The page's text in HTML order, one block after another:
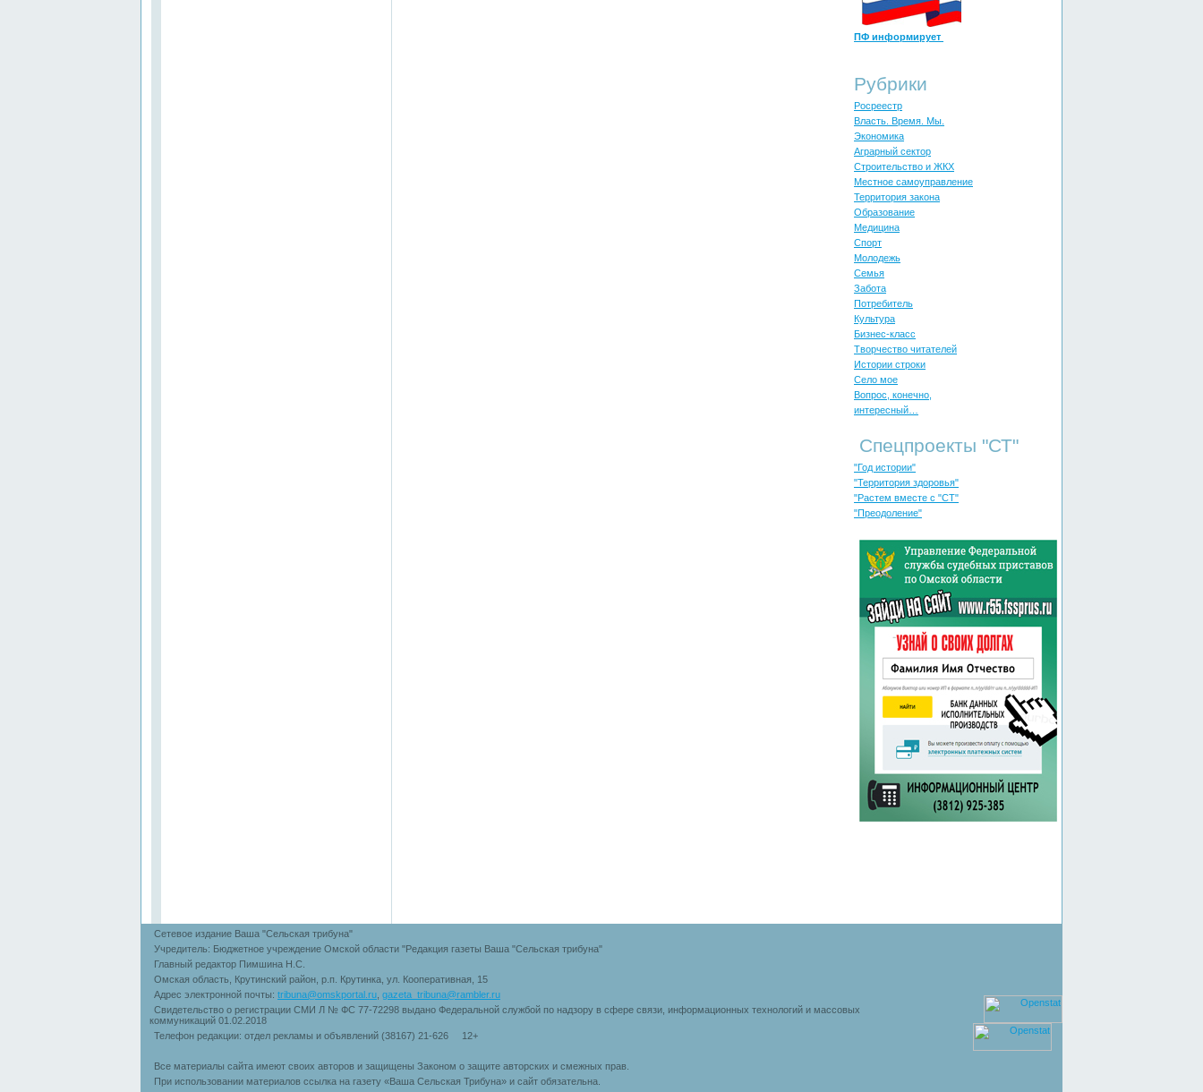
ПФ информирует
Рубрики
Росреестр
Власть. Время. Мы.
Экономика
Аграрный сектор
Строительство и ЖКХ
Местное самоуправление
Территория закона
Образование
Медицина
Спорт
Молодежь
Cемья
Забота
Потребитель
Культура
Бизнес-класс
Творчество читателей
Истории строки
Село мое
Вопрос, конечно,
интересный…
Спецпроекты "СТ"
"Год истории"
"Территория здоровья"
"Растем вместе с "СТ"
"Преодоление"
Сетевое издание Ваша "Сельская трибуна"
Учредитель: Бюджетное учреждение Омской области "Редакция газеты Ваша "Сельская трибуна"
Главный редактор Пимшина Н.С.
Омская область, Крутинский район, р.п. Крутинка, ул. Кооперативная, 15
Адрес электронной почты: tribuna@omskportal.ru gazeta_tribuna@rambler.ru
Свидетельство о регистрации СМИ Л № ФС 77-72298 выдано Федеральной службой по надзору в сфере связи, информационных технологий и массовых
коммуникаций 01.02.2018
Телефон редакции: отдел рекламы и объявлений (38167) 21-626 12+
Все материалы сайта имеют своих авторов и защищены Законом о защите авторских и смежных прав.
При использовании материалов ссылка на газету «Ваша Сельская Трибуна» и сайт обязательна.